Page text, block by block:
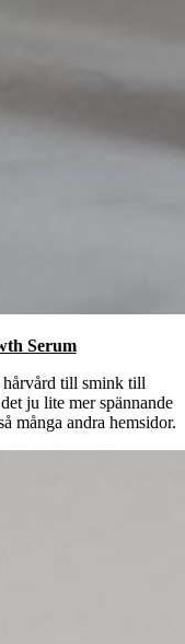
Serum
till smink till
ju lite mer spännande
många andra hemsidor.